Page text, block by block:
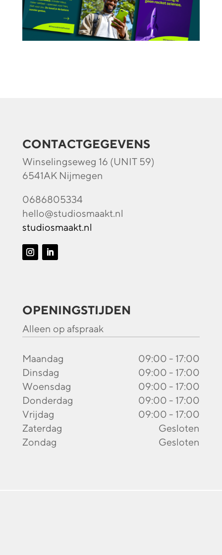
CONTACTGEGEVENS
Winselingseweg 16 (UNIT 59)
6541AK Nijmegen
0686805334
hello@studiosmaakt.nl
studiosmaakt.nl
OPENINGSTIJDEN
Alleen op afspraak
Maandag
09:00 - 17:00
Dinsdag
09:00 - 17:00
Woensdag
09:00 - 17:00
Donderdag
09:00 - 17:00
Vrijdag
09:00 - 17:00
Zaterdag
Gesloten
Zondag
Gesloten